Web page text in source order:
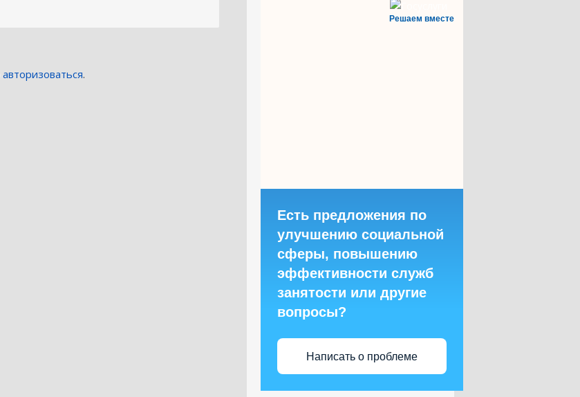
авторизоваться.
Решаем вместе
Есть предложения по
улучшению социальной
сферы, повышению
эффективности служб
занятости или другие
вопросы?
Написать о проблеме